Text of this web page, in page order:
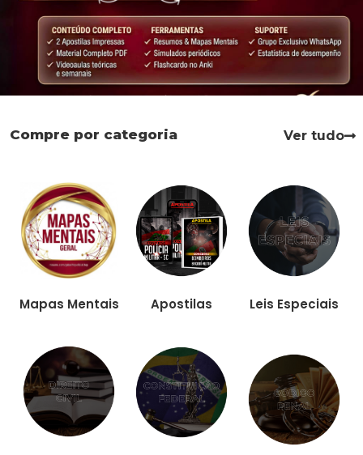
Compre por categoria Ver tudo
Mapas Mentais Apostilas Leis Especiais